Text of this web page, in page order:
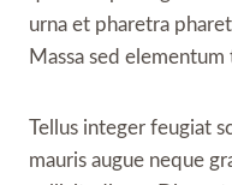
urna et pharetra
Massa sed
Tellus integer feugiat
mauris augue neque